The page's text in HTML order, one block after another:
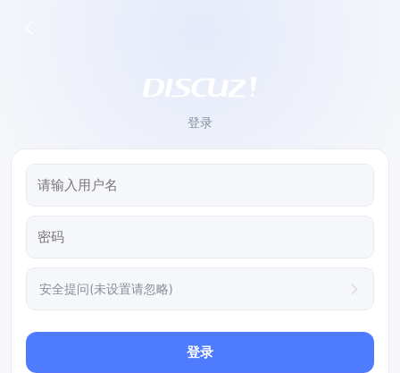
登录
安全提问(未设置请忽略)
登录